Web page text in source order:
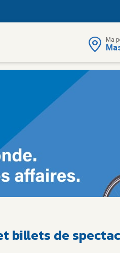
Ma
billets de